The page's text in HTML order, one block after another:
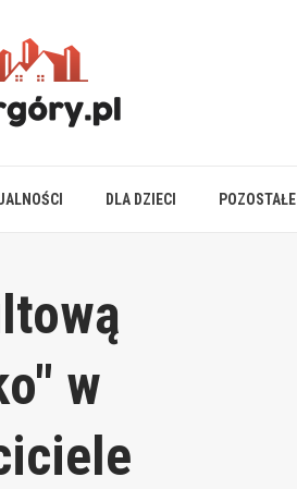
DLA DZIECI POZOSTAŁE
w